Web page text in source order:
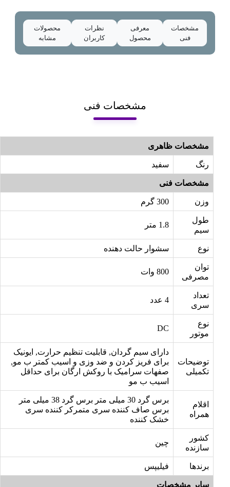
مشخصات
فنی
معرفی
محصول
نظرات
کاربران
محصولات
مشابه
مشخصات فنی
مشخصات ظاهری
رنگ سفید
مشخصات فنی
وزن 300 گرم
طول
سیم
1.8 متر
نوع سشوار حالت دهنده
توان
مصرفی
800 وات
تعداد
سری
نوع
موتور
DC
توضیحات
تکمیلی
دارای سیم گردان, قابلیت تنظیم حرارت, ایونیک
برای فریز کردن و ضد وزی و اسیب کمتر ب مو,
صفهات سرامیک با روکش ارگان برای حداقل
اسیب ب مو
اقلام
همراه
برس گرد 30 میلی متر برس گرد 38 میلی متر
برس صاف کننده سری متمرکر کننده سری
خشک کننده
کشور
سازنده
چین
برندها فیلیپس
سایر مشخصات